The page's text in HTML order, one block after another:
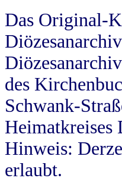
Das Original-
des
Schwank-
Heimatkreises
Hinweis:
erlaubt.